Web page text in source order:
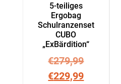
5-teiliges
Ergobag
Schulranzenset
CUBO
„ExBärdition“
€279,99
€229,99